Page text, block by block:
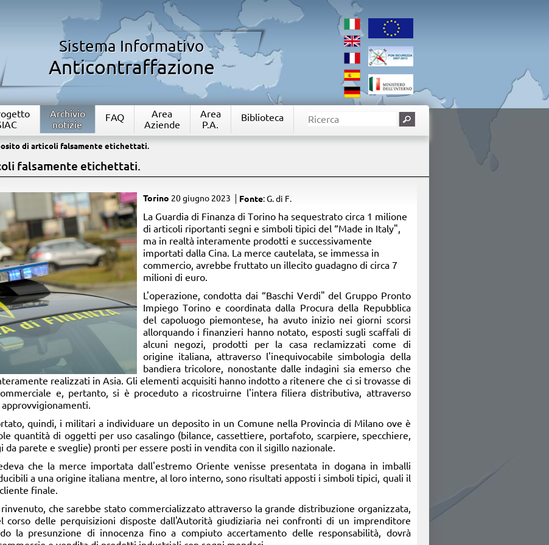
Sistema Informativo
Anticontraffazione
Archivio
notizie
FAQ
Area
Aziende
Area
P.A.
Biblioteca
di articoli falsamente etichettati.
falsamente etichettati.
Torino 20 giugno 2023 Fonte: G. di F.
La Guardia di Finanza di Torino ha sequestrato circa 1 milione
di articoli riportanti segni e simboli tipici del “Made in Italy",
ma in realtà interamente prodotti e successivamente
importati dalla Cina. La merce cautelata, se immessa in
commercio, avrebbe fruttato un illecito guadagno di circa 7
milioni di euro.
L'operazione, condotta dai “Baschi Verdi" del Gruppo Pronto
Impiego Torino e coordinata dalla Procura della Repubblica
del capoluogo piemontese, ha avuto inizio nei giorni scorsi
allorquando i finanzieri hanno notato, esposti sugli scaffali di
alcuni negozi, prodotti per la casa reclamizzati come di
origine italiana, attraverso l'inequivocabile simbologia della
bandiera tricolore, nonostante dalle indagini sia emerso che
realizzati in Asia. Gli elementi acquisiti hanno indotto a ritenere che ci si trovasse di
e, pertanto, si è proceduto a ricostruirne l'intera filiera distributiva, attraverso
quindi, i militari a individuare un deposito in un Comune nella Provincia di Milano ove è
quantità di oggetti per uso casalingo (bilance, cassettiere, portafoto, scarpiere, specchiere,
parete e sveglie) pronti per essere posti in vendita con il sigillo nazionale.
che la merce importata dall'estremo Oriente venisse presentata in dogana in imballi
a una origine italiana mentre, al loro interno, sono risultati apposti i simboli tipici, quali il
finale.
che sarebbe stato commercializzato attraverso la grande distribuzione organizzata,
corso delle perquisizioni disposte dall'Autorità giudiziaria nei confronti di un imprenditore
la presunzione di innocenza fino a compiuto accertamento delle responsabilità, dovrà